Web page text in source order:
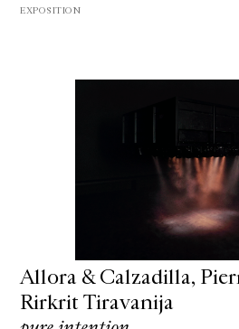
EXPOSITION
Allora & Calzadilla,
Rirkrit Tiravanija